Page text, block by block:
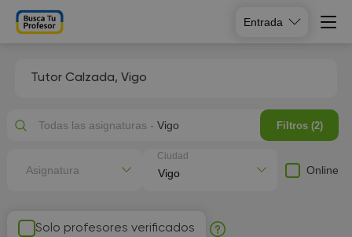
Entrada
Tutor Calzada, Vigo
Solo profesores verificados
Todas las asignaturas - Vigo Filtros (2)
Asignatura
Ciudad
Online